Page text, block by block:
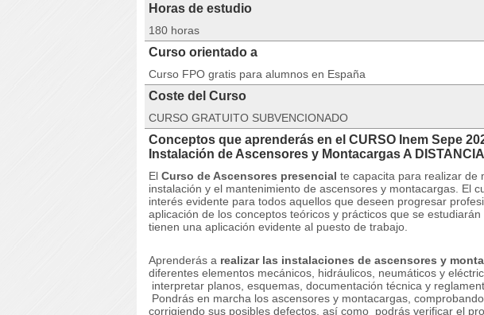
Horas de estudio
180 horas
Curso orientado a
Curso FPO gratis para alumnos en España
Coste del Curso
CURSO GRATUITO SUBVENCIONADO
Conceptos que aprenderás en el CURSO Inem Sepe
Instalación de Ascensores y Montacargas A
El Curso de Ascensores presencial te capacita para realizar de
instalación y el mantenimiento de ascensores y montacargas. El
interés evidente para todos aquellos que deseen progresar
aplicación de los conceptos teóricos y prácticos que se
tienen una aplicación evidente al puesto de trabajo.
Aprenderás a realizar las instalaciones de ascensores y
diferentes elementos mecánicos, hidráulicos, neumáticos y
interpretar planos, esquemas, documentación técnica y
Pondrás en marcha los ascensores y montacargas,
corrigiendo sus posibles defectos, así como podrás verificar el